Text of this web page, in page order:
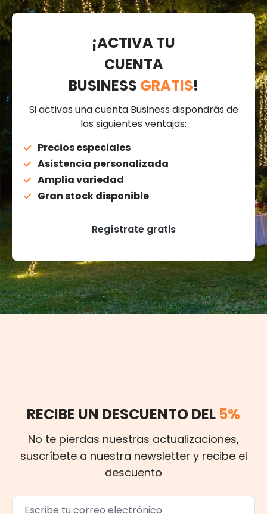
¡ACTIVA TU
CUENTA
BUSINESS GRATIS!
Si activas una cuenta Business dispondrás de
las siguientes ventajas:
Precios especiales
Asistencia personalizada
Amplia variedad
Gran stock disponible
Regístrate gratis
RECIBE UN DESCUENTO DEL 5%
No te pierdas nuestras actualizaciones,
suscríbete a nuestra newsletter y recibe el
descuento